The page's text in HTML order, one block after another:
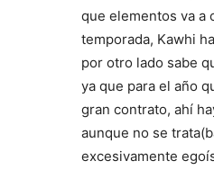
que elementos va a
temporada, Kawhi
por otro lado sabe
ya que para el año
gran contrato, ahí
aunque no se
excesivamente